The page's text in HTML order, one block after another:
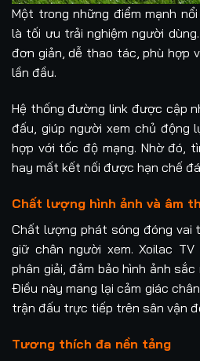
Một trong những điểm mạnh
là tối ưu trải nghiệm người
đơn giản, dễ thao tác, phù hợp
lần đầu.
Hệ thống đường link được cập
đấu, giúp người xem chủ động
hợp với tốc độ mạng. Nhờ đó,
hay mất kết nối được hạn chế
Chất lượng hình ảnh và âm
Chất lượng phát sóng đóng vai
giữ chân người xem. Xoilac
phân giải, đảm bảo hình ảnh
Điều này mang lại cảm giác
trận đấu trực tiếp trên sân vận
Tương thích đa nền tảng